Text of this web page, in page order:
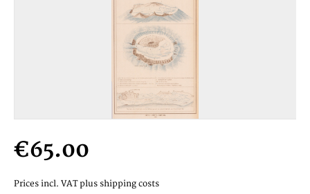
€65.00
Prices incl. VAT plus shipping costs